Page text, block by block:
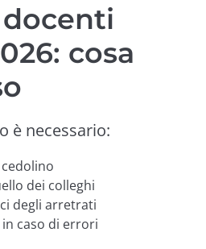
cosa
è necessario:
dei colleghi
degli arretrati
caso di errori